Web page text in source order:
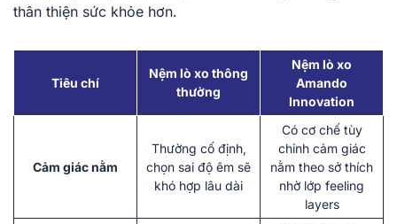
thân thiện sức khỏe hơn.
Tiêu chí
Nệm lò xo thông
thường
Nệm lò xo
Amando
Innovation
Cảm giác nằm
Thường cố định,
chọn sai độ êm sẽ
khó hợp lâu dài
Có cơ chế tùy
chỉnh cảm giác
nằm theo sở thích
nhờ lớp feeling
layers